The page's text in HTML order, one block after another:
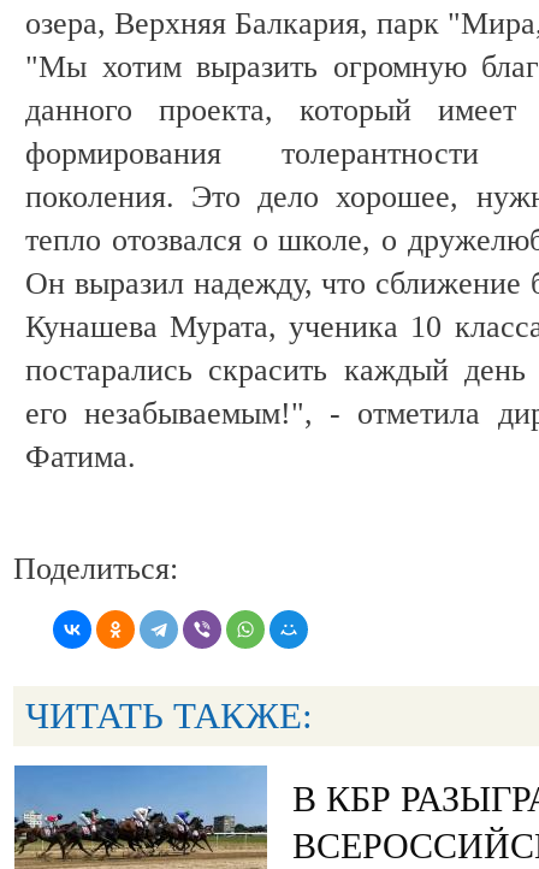
озера, Верхняя Балкария, парк
"Мы хотим выразить огромную
данного проекта, который имеет
формирования толерантности
поколения. Это дело хорошее,
тепло отозвался о школе, о
Он выразил надежду, что сближение
Кунашева Мурата, ученика 10
постарались скрасить каждый
его незабываемым!", - отметила
Фатима.
Поделиться:
ЧИТАТЬ ТАКЖЕ:
В КБР